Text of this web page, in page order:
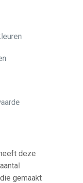
deze
gemaakt